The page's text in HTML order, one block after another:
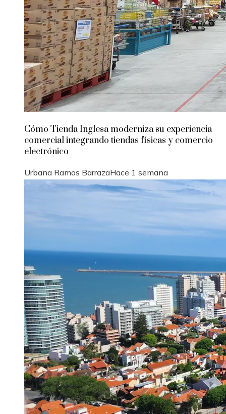
Cómo Tienda Inglesa moderniza su experiencia
comercial integrando tiendas físicas y comercio
electrónico
Urbana Ramos BarrazaHace 1 semana